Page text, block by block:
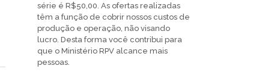
série é R$50,00. As ofertas realizadas
têm a função de cobrir nossos custos de
produção e operação, não visando
lucro. Desta forma você contribui para
que o Ministério RPV alcance mais
pessoas.